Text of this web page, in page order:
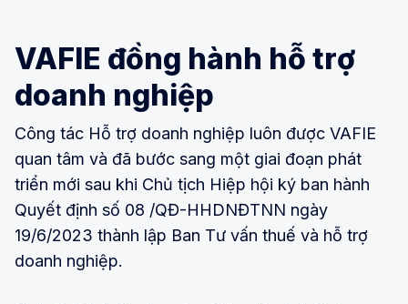
VAFIE đồng hành hỗ trợ
doanh nghiệp
Công tác Hỗ trợ doanh nghiệp luôn được VAFIE
quan tâm và đã bước sang một giai đoạn phát
triển mới sau khi Chủ tịch Hiệp hội ký ban hành
Quyết định số 08 /QĐ-HHDNĐTNN ngày
19/6/2023 thành lập Ban Tư vấn thuế và hỗ trợ
doanh nghiệp.